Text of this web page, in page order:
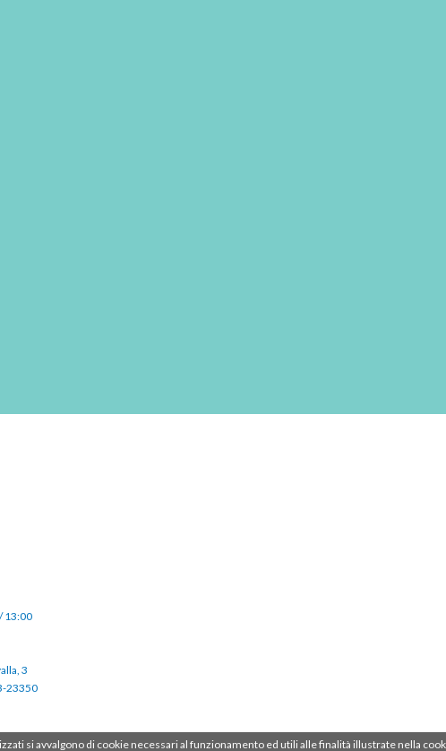
13:00
3
23350
si avvalgono di cookie necessari al funzionamento ed utili alle finalità illustrate nella